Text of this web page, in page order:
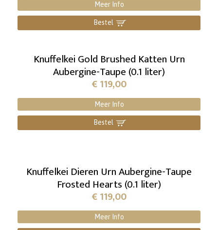
Meer Info
Bestel ]
Knuffelkei Gold Brushed Katten Urn
Aubergine-Taupe (0.1 liter)
€119,00
Meer Info
Bestel ]
Knuffelkei Dieren Urn Aubergine-Taupe
Frosted Hearts (0.1 liter)
€119,00
Meer Info